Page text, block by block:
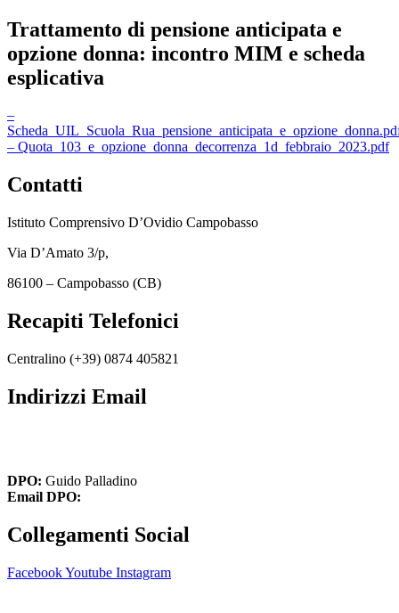
Trattamento di pensione anticipata e
opzione donna: incontro MIM e scheda
esplicativa
–
– Quota_103_e_opzione_donna_decorrenza_1d_febbraio_2023.pdf
Contatti
Istituto Comprensivo D’Ovidio Campobasso
Via D’Amato 3/p,
86100 – Campobasso (CB)
Recapiti Telefonici
Centralino (+39) 0874 405821
Indirizzi Email
DPO: Guido Palladino
Email DPO:
Collegamenti Social
FacebookYoutube Instagram